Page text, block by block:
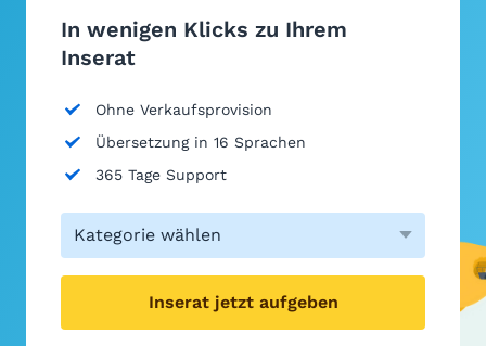
In wenigen Klicks zu Ihrem
Inserat
Ohne Verkaufsprovision
Übersetzung in 16 Sprachen
365 Tage Support
Kategorie wählen
Inserat jetzt aufgeben